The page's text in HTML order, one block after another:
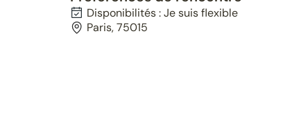
Disponibilités : Je suis flexible
Paris, 75015